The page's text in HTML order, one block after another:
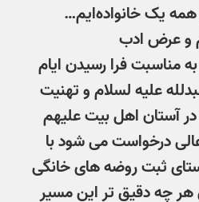
یک خانواده‌ایم…
و عرض ادب
فرا رسیدن ایام
علیه لسلام و تهنیت
آستان اهل بیت علیهم
درخواست می شود با
ثبت روضه های خانگی
هر چه دقیق تر این مسیر